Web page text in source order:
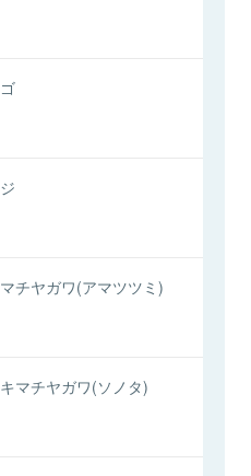
チヤガワ(アマツツミ)
マチヤガワ(ソノタ)